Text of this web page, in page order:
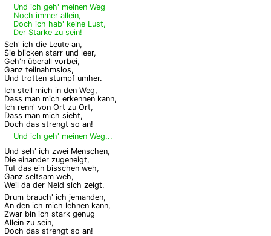
Und ich geh' meinen Weg
Noch immer allein,
Doch ich hab' keine Lust,
Der Starke zu sein!
Seh' ich die Leute an,
Sie blicken starr und leer,
Geh'n überall vorbei,
Ganz teilnahmslos,
Und trotten stumpf umher.
Ich stell mich in den Weg,
Dass man mich erkennen kann,
Ich renn' von Ort zu Ort,
Dass man mich sieht,
Doch das strengt so an!
Und ich geh' meinen Weg...
Und seh' ich zwei Menschen,
Die einander zugeneigt,
Tut das ein bisschen weh,
Ganz seltsam weh,
Weil da der Neid sich zeigt.
Drum brauch' ich jemanden,
An den ich mich lehnen kann,
Zwar bin ich stark genug
Allein zu sein,
Doch das strengt so an!